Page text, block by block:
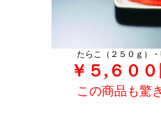
たらこ（２５０ｇ）・
￥５,６００
この商品も驚